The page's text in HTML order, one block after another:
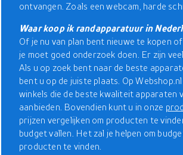
ontvangen. Zoals een webcam, harde
Waar koop ik randapparatuur in
Of je nu van plan bent nieuwe te kopen
je moet goed onderzoek doen. Er zijn
Als u op zoek bent naar de beste
bent u op de juiste plaats. Op
winkels die de beste kwaliteit apparaten
aanbieden. Bovendien kunt u in onze
prijzen vergelijken om producten te
budget vallen. Het zal je helpen om
producten te vinden.